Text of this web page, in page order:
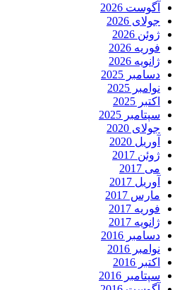
آگوست 2026
جولای 2026
ژوئن 2026
فوریه 2026
ژانویه 2026
دسامبر 2025
نوامبر 2025
اکتبر 2025
سپتامبر 2025
جولای 2020
آوریل 2020
ژوئن 2017
می 2017
آوریل 2017
مارس 2017
فوریه 2017
ژانویه 2017
دسامبر 2016
نوامبر 2016
اکتبر 2016
سپتامبر 2016